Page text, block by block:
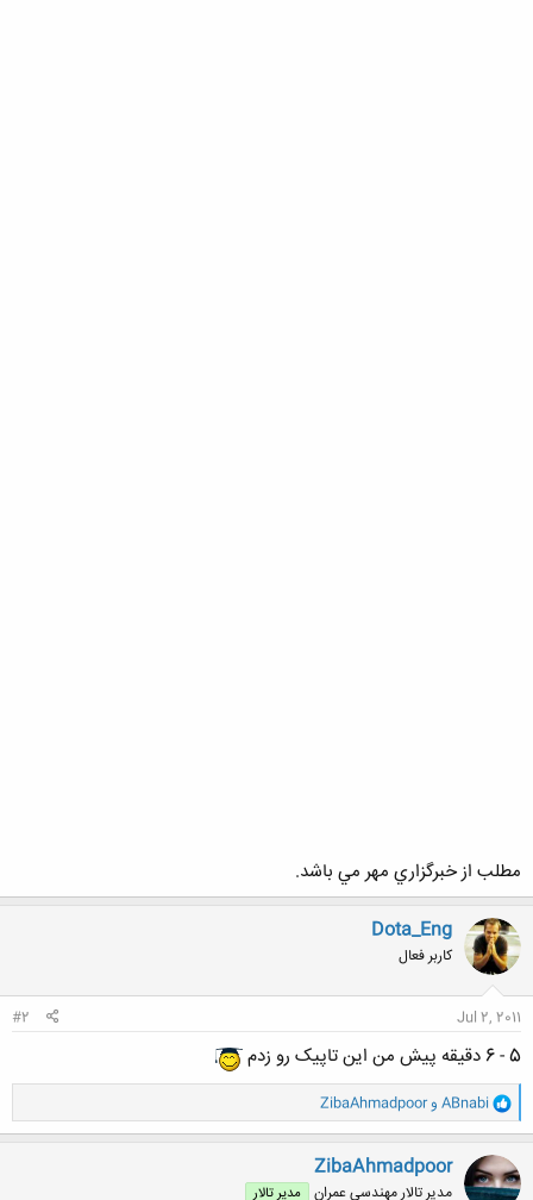
مطلب از خبرگزاري مهر مي باشد.
Dota_Eng
کاربر فعال
Jul 2, 2011
#2
5 - 6 دقیقه پیش من این تاپیک رو زدم
و
ا
ک
ن
ش
ه
ABnabi وZibaAhmadpoor
ZibaAhmadpoor
مدیر تالار مهندسی عمران مدیر تالار